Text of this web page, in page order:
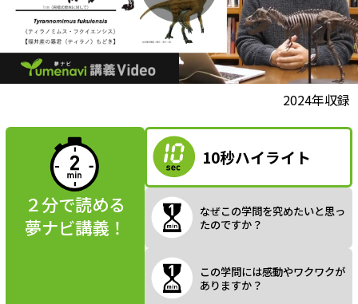
P
a
y
2024年収録
２分で読める
夢ナビ講義！
10秒ハイライト
なぜこの学問を究めたいと思っ
たのですか？
この学問には感動やワクワクが
ありますか？